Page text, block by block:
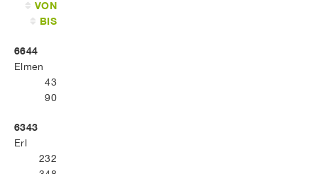
VON
BIS
6644
Elmen
43
90
6343
Erl
232